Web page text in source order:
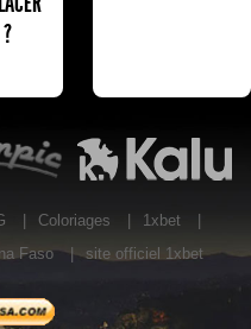
Coloriages 1xbet
Faso | site officiel 1xbet